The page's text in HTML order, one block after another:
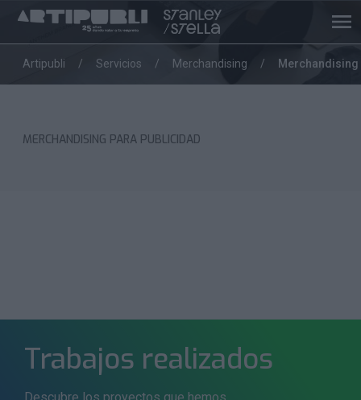
Artipubli Servicios Merchandising
MERCHANDISING PARA PUBLICIDAD
Trabajos realizados
Descubre los proyectos que hemos